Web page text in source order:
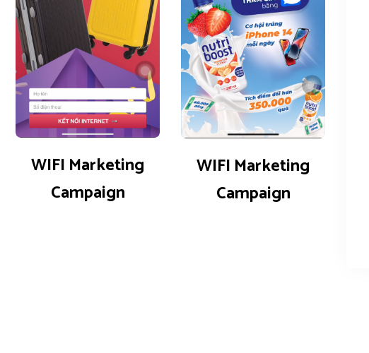
0 0 reviews
WIFI Marketing
Campaign
0 0 reviews
WIFI Marketing
Campaign